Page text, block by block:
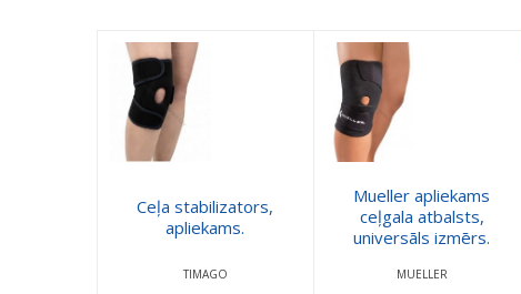
Ceļa stabilizators,
apliekams.
TIMAGO
Mueller apliekams
ceļgala atbalsts,
universāls izmērs.
MUELLER